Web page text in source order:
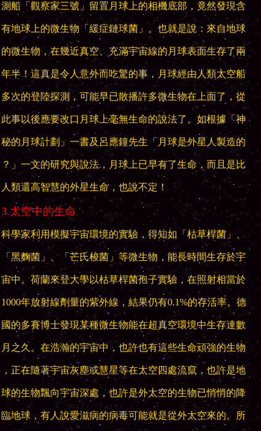
測船「觀察家三號」留置月球上的相機底部，竟然發現含
有地球上的微生物「緩症鏈球菌」。也就是說：來自地球
的微生物，在幾近真空、充滿宇宙線的月球表面生存了兩
年半！這真是令人意外而吃驚的事，月球經由人類太空船
多次的登陸探測，可能早已散播許多微生物在上面了，從
此事以後應要改口月球上毫無生命的說法了。如根據「神
秘的月球計劃」一書及呂應鐘先生「月球是外星人製造的
？」一文的研究與說法，月球上已早有了生命，而且是比
人類還高智慧的外星生命，也說不定！
3.太空中的生命
科學家利用模擬宇宙環境的實驗，得知如「枯草桿菌」、
「黑麴菌」、「芒氏梭菌」等微生物，能長時間生存於宇
宙中。荷蘭來登大學以枯草桿菌孢子實驗，在照射相當於
1000年放射線劑量的紫外線，結果仍有0.1%的存活率。德
國的多賽博士發現某種微生物能在超真空環境中生存達數
月之久。在浩瀚的宇宙中，也許也有這些生命頑強的生物
，正在隨著宇宙灰塵或慧星等在太空四處流竄，也許是地
球的生物飄向宇宙深處，也許是外太空的生物已悄悄的降
臨地球，有人說愛滋病的病毒可能就是從外太空來的。所